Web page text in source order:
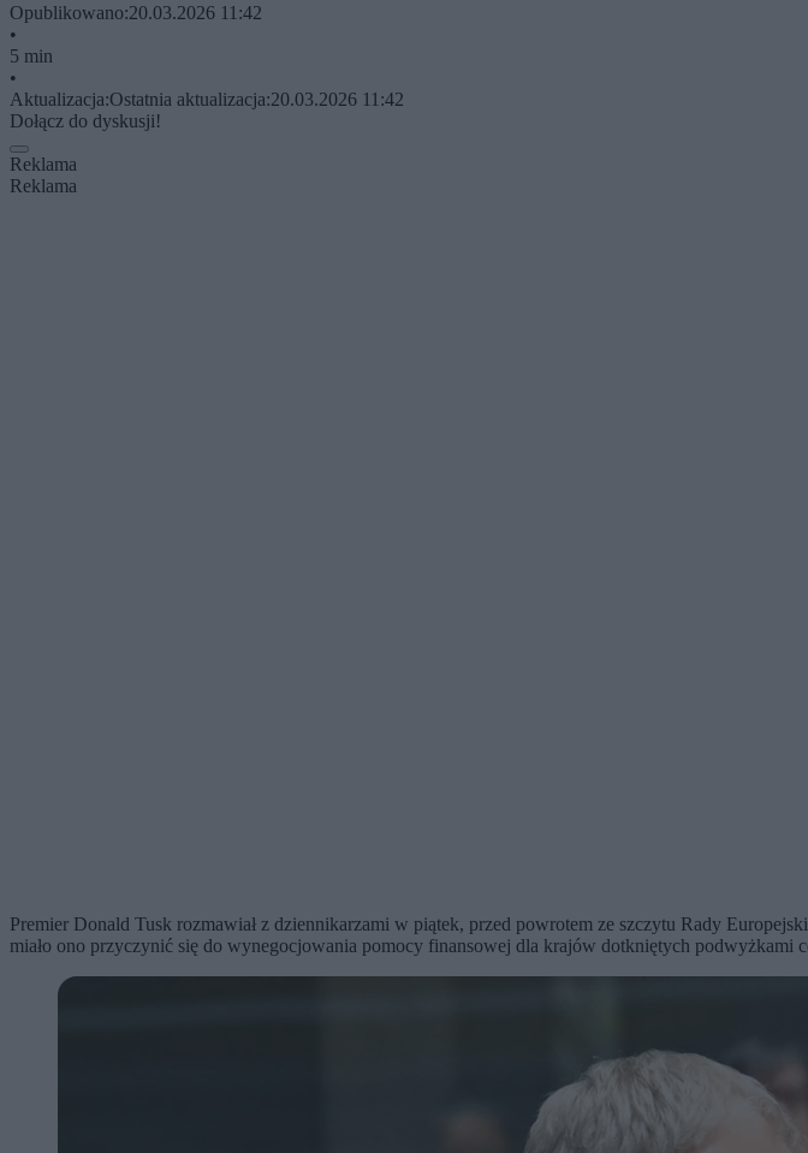
Opublikowano:20.03.2026 11:42
•
5 min
•
Aktualizacja:Ostatnia aktualizacja:20.03.2026 11:42
Dołącz do dyskusji!
Reklama
Reklama
Premier Donald Tusk rozmawiał z dziennikarzami w piątek, przed powrotem ze szczytu Rady
miało ono przyczynić się do wynegocjowania pomocy finansowej dla krajów dotkniętych podwyżkami